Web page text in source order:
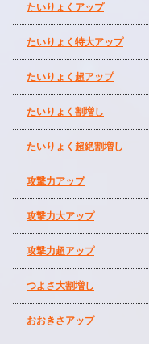
たいりょくアップ
たいりょく特大アップ
たいりょく超アップ
たいりょく割増し
たいりょく超絶割増し
攻撃力アップ
攻撃力大アップ
攻撃力超アップ
つよさ大割増し
おおきさアップ